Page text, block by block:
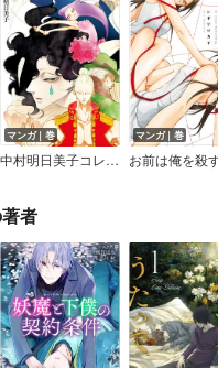
マンガ｜巻
中村明日美子コレクション コペルニクスの呼吸
マンガ｜巻
お前は俺を殺
者